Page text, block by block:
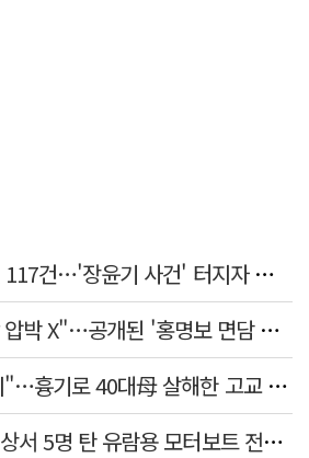
경찰 가족 연루 사건 117건…'장윤기 사건' 터지자 뒤늦게 전수조사
"기본 4-2-3-1, 전방 압박 X"…공개된 '홍명보 면담 수첩'
"아버지 외출한 사이"…흉기로 40대母 살해한 고교 자퇴생, 구속 기로에
전남 여수 오동도 해상서 5명 탄 유람용 모터보트 전복…2명 숨져